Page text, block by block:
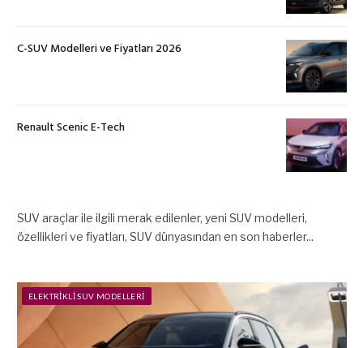
C-SUV Modelleri ve Fiyatları 2026
Renault Scenic E-Tech
SUV araçlar ile ilgili merak edilenler, yeni SUV modelleri,
özellikleri ve fiyatları, SUV dünyasından en son haberler...
ELEKTRIKLI SUV MODELLERI